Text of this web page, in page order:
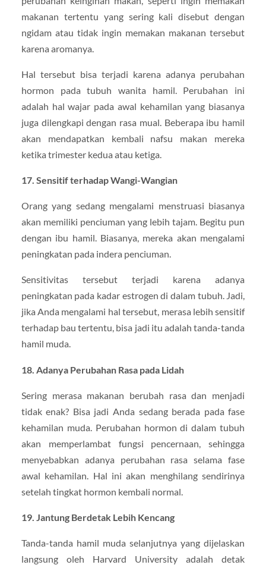
makanan tertentu yang sering kali disebut dengan
ngidam atau tidak ingin memakan makanan tersebut
karena aromanya.
Hal tersebut bisa terjadi karena adanya perubahan
hormon pada tubuh wanita hamil. Perubahan ini
adalah hal wajar pada awal kehamilan yang biasanya
juga dilengkapi dengan rasa mual. Beberapa ibu hamil
akan mendapatkan kembali nafsu makan mereka
ketika trimester kedua atau ketiga.
17. Sensitif terhadap Wangi-Wangian
Orang yang sedang mengalami menstruasi biasanya
akan memiliki penciuman yang lebih tajam. Begitu pun
dengan ibu hamil. Biasanya, mereka akan mengalami
peningkatan pada indera penciuman.
Sensitivitas tersebut terjadi karena adanya
peningkatan pada kadar estrogen di dalam tubuh. Jadi,
jika Anda mengalami hal tersebut, merasa lebih sensitif
terhadap bau tertentu, bisa jadi itu adalah tanda-tanda
hamil muda.
18. Adanya Perubahan Rasa pada Lidah
Sering merasa makanan berubah rasa dan menjadi
tidak enak? Bisa jadi Anda sedang berada pada fase
kehamilan muda. Perubahan hormon di dalam tubuh
akan memperlambat fungsi pencernaan, sehingga
menyebabkan adanya perubahan rasa selama fase
awal kehamilan. Hal ini akan menghilang sendirinya
setelah tingkat hormon kembali normal.
19. Jantung Berdetak Lebih Kencang
Tanda-tanda hamil muda selanjutnya yang dijelaskan
langsung oleh Harvard University adalah detak